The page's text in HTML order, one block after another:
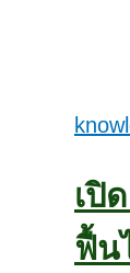
เปิ
ฟื้น